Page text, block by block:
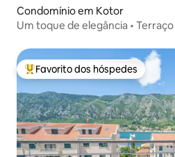
Condomínio em Kotor
Um toque de elegância •
Favoritos dos hóspedes mais
Favorito dos hóspedes